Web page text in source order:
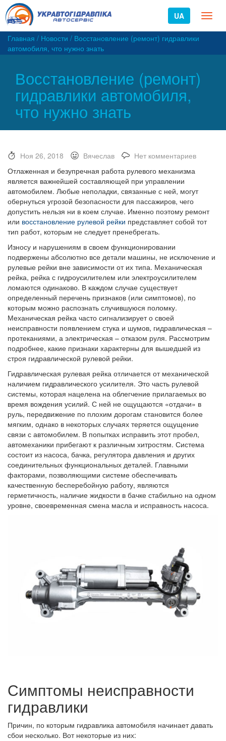
UA
Главная / Новости / Восстановление (ремонт) гидравлики
автомобиля, что нужно знать
Восстановление (ремонт)
гидравлики автомобиля,
что нужно знать
Ноя 26, 2018 Вячеслав
Нет комментариев
Отлаженная и безупречная работа рулевого механизма
является важнейшей составляющей при управлении
автомобилем. Любые неполадки, связанные с ней, могут
обернуться угрозой безопасности для пассажиров, чего
допустить нельзя ни в коем случае. Именно поэтому ремонт
или восстановление рулевой рейки представляет собой тот
тип работ, которым не следует пренебрегать.
Износу и нарушениям в своем функционировании
подвержены абсолютно все детали машины, не исключение и
рулевые рейки вне зависимости от их типа. Механическая
рейка, рейка с гидроусилителем или электроусилителем
ломаются одинаково. В каждом случае существует
определенный перечень признаков (или симптомов), по
которым можно распознать случившуюся поломку.
Механическая рейка часто сигнализирует о своей
неисправности появлением стука и шумов, гидравлическая –
протеканиями, а электрическая – отказом руля. Рассмотрим
подробнее, какие признаки характерны для вышедшей из
строя гидравлической рулевой рейки.
Гидравлическая рулевая рейка отличается от механической
наличием гидравлического усилителя. Это часть рулевой
системы, которая нацелена на облегчение прилагаемых во
время вождения усилий. С ней не ощущаются «отдачи» в
руль, передвижение по плохим дорогам становится более
мягким, однако в некоторых случаях теряется ощущение
связи с автомобилем. В попытках исправить этот пробел,
автомеханики прибегают к различным хитростям. Система
состоит из насоса, бачка, регулятора давления и других
соединительных функциональных деталей. Главными
факторами, позволяющими системе обеспечивать
качественную бесперебойную работу, являются
герметичность, наличие жидкости в бачке стабильно на одном
уровне, своевременная смена масла и исправность насоса.
Симптомы неисправности
гидравлики
Причин, по которым гидравлика автомобиля начинает давать
сбои несколько. Вот некоторые из них: